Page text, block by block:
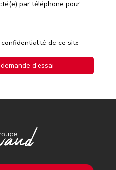
par téléphone pour
de ce site